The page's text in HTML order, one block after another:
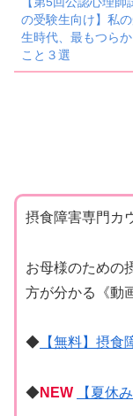
の受験生向け】私
生時代、最もつら
こと３選
摂食障害専門カ
お母様のための
方が分かる《動
◆ 【無料】摂食
◆NEW 【夏休